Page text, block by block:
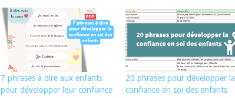
7 phrases à dire aux enfants
pour développer leur confiance
20 phrases pour développer la
confiance en soi des enfants